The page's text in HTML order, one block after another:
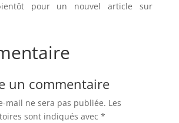
pour un nouvel article sur
un commentaire
mail ne sera pas publiée. Les
sont indiqués avec *